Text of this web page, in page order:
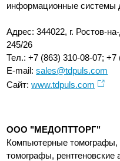
информационные системы
Адрес: 344022, г. Ростов-
245/26
Тел.: +7 (863) 310-08-07; +7
E-mail:sales@tdpuls.com
Сайт:www.tdpuls.com
ООО "МЕДОПТТОРГ"
Компьютерные томографы,
томографы, рентгеновские